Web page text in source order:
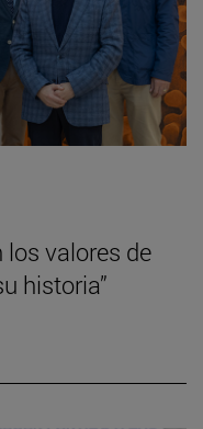
los valores de
historia”